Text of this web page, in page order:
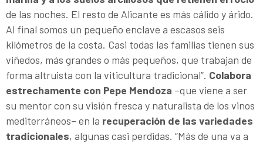
de las noches. El resto de Alicante es más cálido y árido.
Al final somos un pequeño enclave a escasos seis
kilómetros de la costa. Casi todas las familias tienen sus
viñedos, más grandes o más pequeños, que trabajan de
forma altruista con la viticultura tradicional”. Colabora
estrechamente con Pepe Mendoza –que viene a ser
su mentor con su visión fresca y naturalista de los vinos
mediterráneos– en la recuperación de las variedades
tradicionales, algunas casi perdidas. “Más de una va a